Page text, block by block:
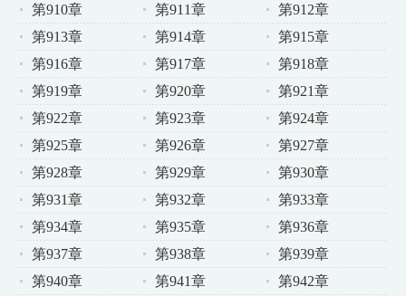
第910章
第911章
第912章
第913章
第914章
第915章
第916章
第917章
第918章
第919章
第920章
第921章
第922章
第923章
第924章
第925章
第926章
第927章
第928章
第929章
第930章
第931章
第932章
第933章
第934章
第935章
第936章
第937章
第938章
第939章
第940章
第941章
第942章